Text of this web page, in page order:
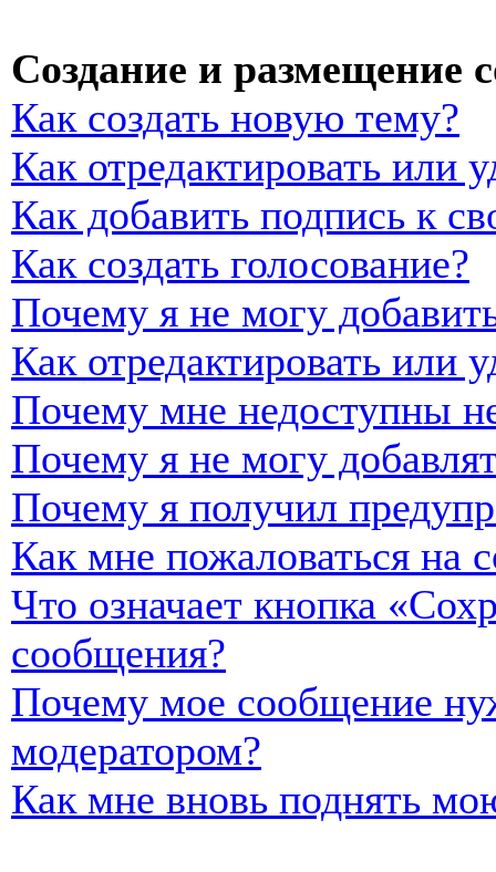
Создание и размещение
Как создать новую тему?
Как отредактировать или
Как добавить подпись к
Как создать голосование?
Почему я не могу
Как отредактировать или
Почему мне недоступны
Почему я не могу
Почему я получил
Как мне пожаловаться на
Что означает кнопка
сообщения?
Почему мое сообщение
модератором?
Как мне вновь поднять